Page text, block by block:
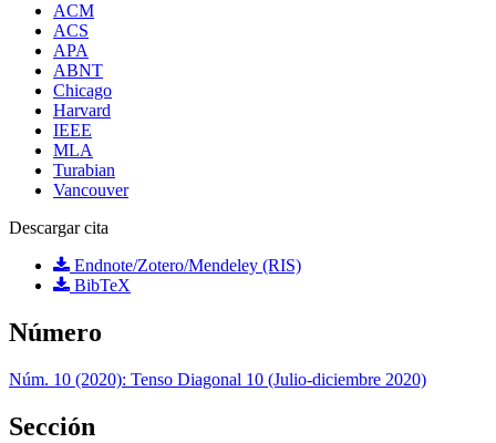
ACM
ACS
APA
ABNT
Chicago
Harvard
IEEE
MLA
Turabian
Vancouver
Descargar cita
Endnote/Zotero/Mendeley (RIS)
BibTeX
Número
Núm. 10 (2020): Tenso Diagonal 10 (Julio-diciembre 2020)
Sección